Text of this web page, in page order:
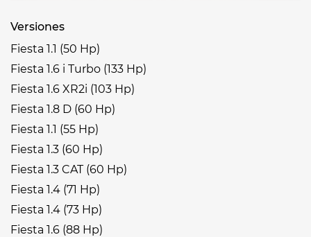
Versiones
Fiesta 1.1 (50 Hp)
Fiesta 1.6 i Turbo (133 Hp)
Fiesta 1.6 XR2i (103 Hp)
Fiesta 1.8 D (60 Hp)
Fiesta 1.1 (55 Hp)
Fiesta 1.3 (60 Hp)
Fiesta 1.3 CAT (60 Hp)
Fiesta 1.4 (71 Hp)
Fiesta 1.4 (73 Hp)
Fiesta 1.6 (88 Hp)